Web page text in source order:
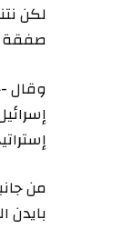
لكن
صفقة
وقال -
من
بايدن